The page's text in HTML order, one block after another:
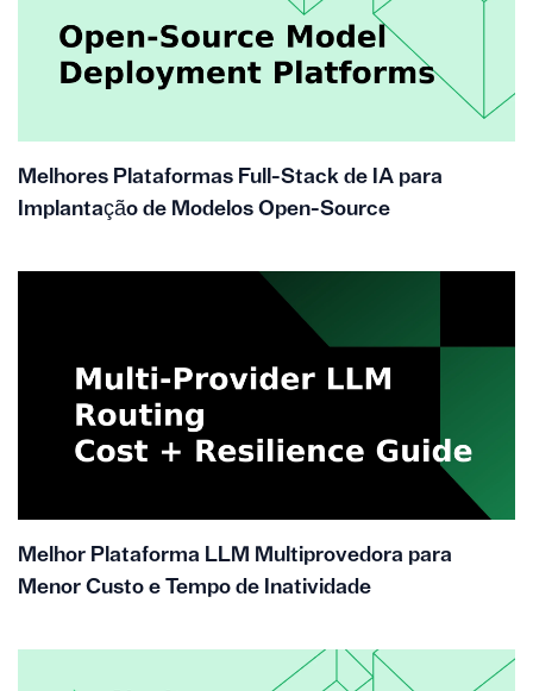
Melhores Plataformas Full-Stack de IA para
Implantação de Modelos Open-Source
Melhor Plataforma LLM Multiprovedora para
Menor Custo e Tempo de Inatividade